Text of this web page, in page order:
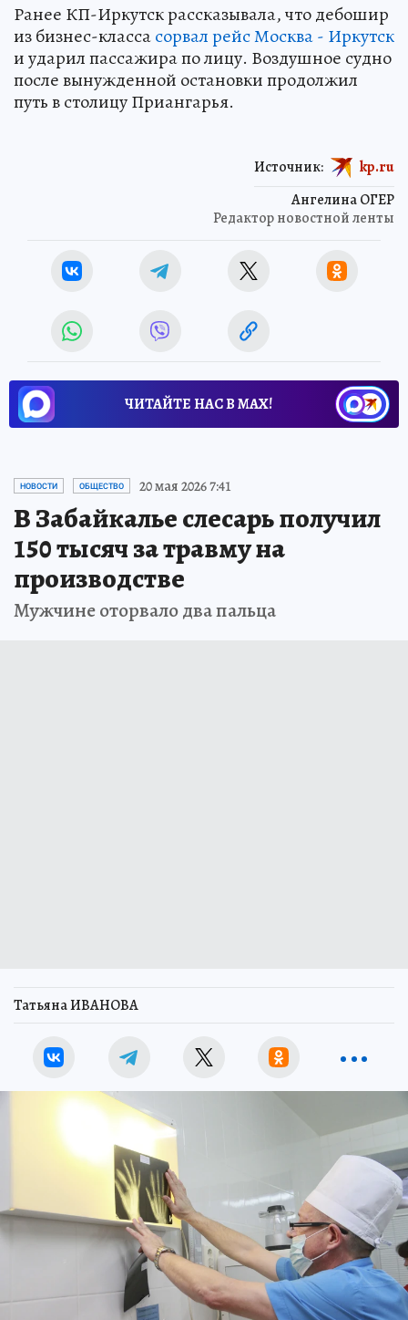
Ранее КП-Иркутск рассказывала, что дебошир
из бизнес-классасорвал рейс Москва - Иркутск
и ударил пассажира по лицу. Воздушное судно
после вынужденной остановки продолжил
путь в столицу Приангарья.
Ангелина ОГЕР
Редактор новостной ленты
Источник: kp.ru
ЧИТАЙТЕ НАС В МАХ!
НОВОСТИ ОБЩЕСТВО 20 мая 2026 7:41
В Забайкалье слесарь получил
150 тысяч за травму на
производстве
Мужчине оторвало два пальца
Татьяна ИВАНОВА